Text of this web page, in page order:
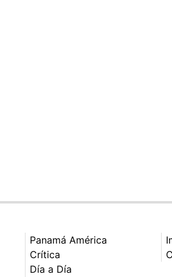
Panamá América
Crítica
Día a Día